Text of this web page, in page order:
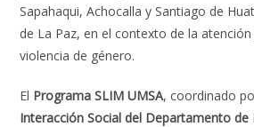
Sapahaqui, Achocalla y Santiago de
de La Paz, en el contexto de la
violencia de género.
El Programa SLIM UMSA, coordinado
Interacción Social del Departamento de